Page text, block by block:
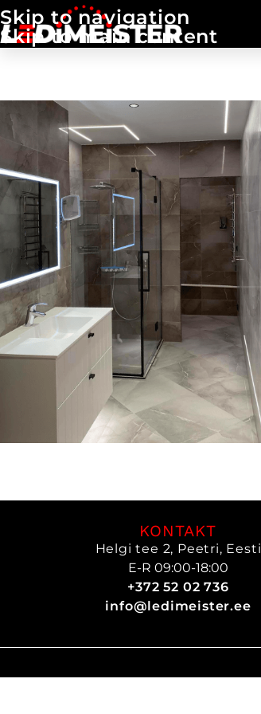
Skip to navigation
Skip to main content
KONTAKT
Helgi tee 2, Peetri, Eesti
E-R 09:00-18:00
+372 52 02 736
info@ledimeister.ee